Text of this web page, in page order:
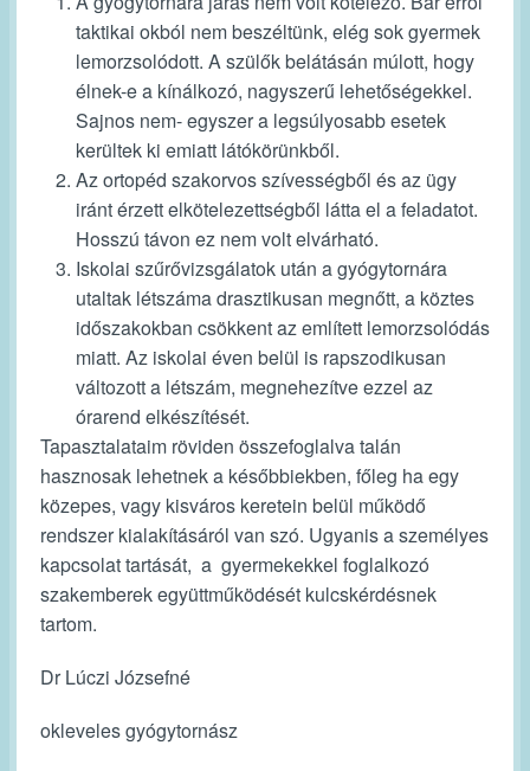
taktikai okból nem beszéltünk, elég sok gyermek
lemorzsolódott. A szülők belátásán múlott, hogy
élnek-e a kínálkozó, nagyszerű lehetőségekkel.
Sajnos nem- egyszer a legsúlyosabb esetek
kerültek ki emiatt látókörünkből.
Az ortopéd szakorvos szívességből és az ügy
iránt érzett elkötelezettségből látta el a feladatot.
Hosszú távon ez nem volt elvárható.
Iskolai szűrővizsgálatok után a gyógytornára
utaltak létszáma drasztikusan megnőtt, a köztes
időszakokban csökkent az említett lemorzsolódás
miatt. Az iskolai éven belül is rapszodikusan
változott a létszám, megnehezítve ezzel az
órarend elkészítését.
Tapasztalataim röviden összefoglalva talán
hasznosak lehetnek a későbbiekben, főleg ha egy
közepes, vagy kisváros keretein belül működő
rendszer kialakításáról van szó. Ugyanis a személyes
kapcsolat tartását, a gyermekekkel foglalkozó
szakemberek együttműködését kulcskérdésnek
tartom.
Dr Lúczi Józsefné
okleveles gyógytornász